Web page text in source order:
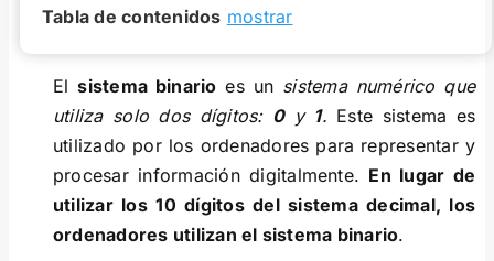
Tabla de contenidos mostrar
Elsistema binario es un sistema numérico que
utiliza solo dos dígitos: 0y 1. Este sistema es
utilizado por los ordenadores para representar y
procesar información digitalmente. En lugar de
utilizar los 10 dígitos del sistema decimal, los
ordenadores utilizan el sistema binario.